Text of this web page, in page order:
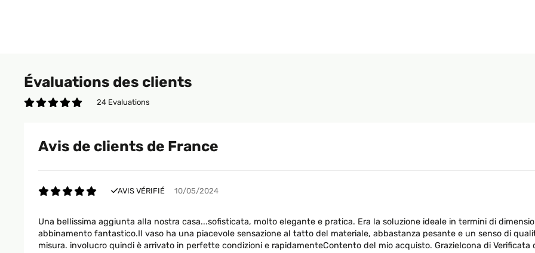
Évaluations des clients
24 Evaluations
Avis de clients de France
AVIS VÉRIFIÉ 10/05/2024
Una bellissima aggiunta alla nostra casa...sofisticata, molto elegante e pratica. Era la soluzione ideale in termini di
abbinamento fantastico.Il vaso ha una piacevole sensazione al tatto del materiale, abbastanza pesante e un senso di
misura. involucro quindi è arrivato in perfette condizioni e rapidamenteContento del mio acquisto. GrazieIcona di